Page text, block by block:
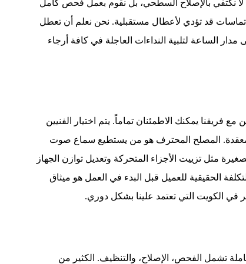
لا نكتفي بالإصلاح السطحي، بل نقوم بعمل فحص كامل
تماسات قد تؤدي لأعطال مستقبلية. نحن نعلم أن تعطل
الساعة لتلبية النداءات العاجلة في كافة أرجاء
فريقنا يمكنك الاطمئنان تماماً. يتم اختيار الفنيين
المعقدة. المصلح المحترف هو من يستطيع سماع صوت
مثل تزييت الأجزاء المتحركة وتعديل توازن الجهاز
الحقيقية للعميل قبل البدء في العمل هو ميثاق
في الكويت التي تعتمد علينا بشكل دوري.
تشمل الفحص، الإصلاح، والتنظيف. الكثير من